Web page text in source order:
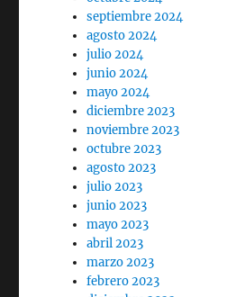
septiembre 2024
agosto 2024
julio 2024
junio 2024
mayo 2024
diciembre 2023
noviembre 2023
octubre 2023
agosto 2023
julio 2023
junio 2023
mayo 2023
abril 2023
marzo 2023
febrero 2023